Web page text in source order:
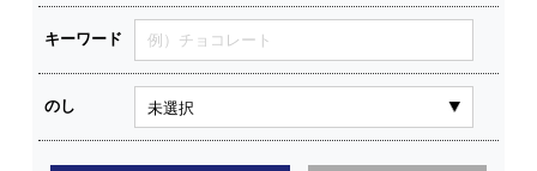
キーワード
のし